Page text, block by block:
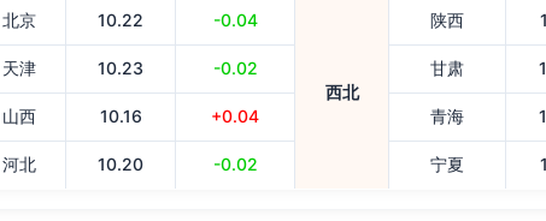
北京 10.22 -0.04
西北
陕西
天津 10.23 -0.02 甘肃
山西 10.16 +0.04 青海
河北 10.20 -0.02 宁夏